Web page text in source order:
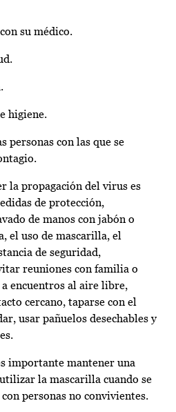
su médico.
higiene.
personas con las que se
la propagación del virus es
de protección,
de manos con jabón o
el uso de mascarilla, el
de seguridad,
reuniones con familia o
encuentros al aire libre,
cercano, taparse con el
usar pañuelos desechables y
importante mantener una
la mascarilla cuando se
personas no convivientes.